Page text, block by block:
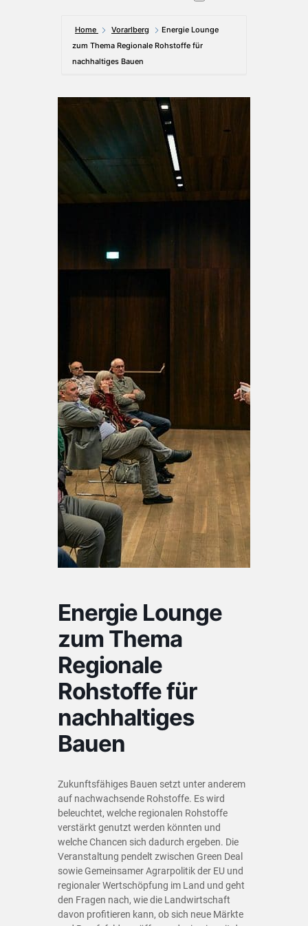
Home Vorarlberg
Energie Lounge
zum Thema Regionale Rohstoffe für
nachhaltiges Bauen
Energie Lounge
zum Thema
Regionale
Rohstoffe für
nachhaltiges
Bauen
Zukunftsfähiges Bauen setzt unter anderem
auf nachwachsende Rohstoffe. Es wird
beleuchtet, welche regionalen Rohstoffe
verstärkt genutzt werden könnten und
welche Chancen sich dadurch ergeben. Die
Veranstaltung pendelt zwischen Green Deal
sowie Gemeinsamer Agrarpolitik der EU und
regionaler Wertschöpfung im Land und geht
den Fragen nach, wie die Landwirtschaft
davon profitieren kann, ob sich neue Märkte